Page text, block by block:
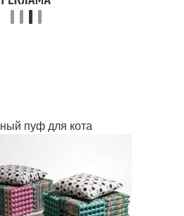
пуф для кота